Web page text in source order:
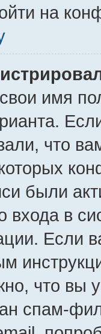
на
имя
что
были
входа в
что вы
спам-